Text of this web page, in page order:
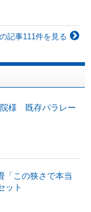
記事111件を見る
院様 既存パラレー
「この狭さで本当
ット